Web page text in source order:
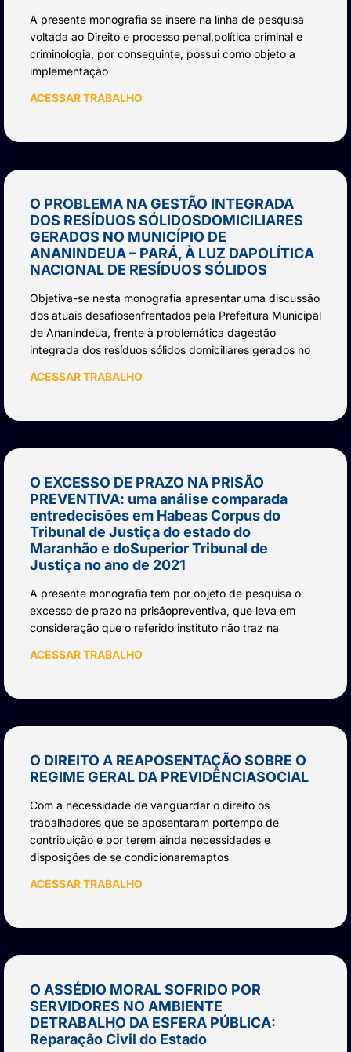
A presente monografia se insere na linha de pesquisa
voltada ao Direito e processo penal,política criminal e
criminologia, por conseguinte, possui como objeto a
implementação
ACESSAR TRABALHO
O PROBLEMA NA GESTÃO INTEGRADA
DOS RESÍDUOS SÓLIDOSDOMICILIARES
GERADOS NO MUNICÍPIO DE
ANANINDEUA – PARÁ, À LUZ DAPOLÍTICA
NACIONAL DE RESÍDUOS SÓLIDOS
Objetiva-se nesta monografia apresentar uma discussão
dos atuais desafiosenfrentados pela Prefeitura Municipal
de Ananindeua, frente à problemática dagestão
integrada dos resíduos sólidos domiciliares gerados no
ACESSAR TRABALHO
O EXCESSO DE PRAZO NA PRISÃO
PREVENTIVA: uma análise comparada
entredecisões em Habeas Corpus do
Tribunal de Justiça do estado do
Maranhão e doSuperior Tribunal de
Justiça no ano de 2021
A presente monografia tem por objeto de pesquisa o
excesso de prazo na prisãopreventiva, que leva em
consideração que o referido instituto não traz na
ACESSAR TRABALHO
O DIREITO A REAPOSENTAÇÃO SOBRE O
REGIME GERAL DA PREVIDÊNCIASOCIAL
Com a necessidade de vanguardar o direito os
trabalhadores que se aposentaram portempo de
contribuição e por terem ainda necessidades e
disposições de se condicionaremaptos
ACESSAR TRABALHO
O ASSÉDIO MORAL SOFRIDO POR
SERVIDORES NO AMBIENTE
DETRABALHO DA ESFERA PÚBLICA:
Reparação Civil do Estado